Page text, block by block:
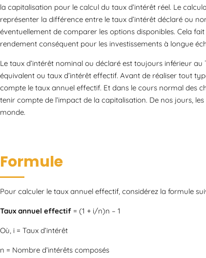
la capitalisation pour le calcul du taux d’intérêt réel. Le
représenter la différence entre le taux d’intérêt déclaré ou
éventuellement de comparer les options disponibles. Cela
rendement conséquent pour les investissements à longue
Le taux d’intérêt nominal ou déclaré est toujours inférieur
équivalent ou taux d’intérêt effectif. Avant de réaliser tout
compte le taux annuel effectif. Et dans le cours normal des
tenir compte de l’impact de la capitalisation. De nos jours,
monde.
Formule
Pour calculer le taux annuel effectif, considérez la formule
Taux annuel effectif = (1 + i/n)n – 1
Où, i = Taux d’intérêt
n = Nombre d’intérêts composés